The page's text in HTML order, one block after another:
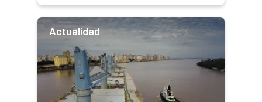
Actualidad